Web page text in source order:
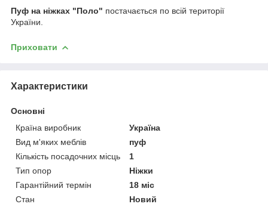
Пуф на ніжках "Поло" постачається по всій території
України.
Приховати
Характеристики
Основні
Країна виробник
Україна
Вид м'яких меблів
пуф
Кількість посадочних місць
1
Тип опор
Ніжки
Гарантійний термін
18 міс
Стан
Новий